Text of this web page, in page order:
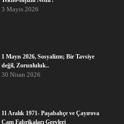
3 Mayıs 2026
1 Mayıs 2026, Sosyalizm; Bir Tavsiye
değil, Zorunluluk..
30 Nisan 2026
11 Aralık 1971- Paşabahçe ve Çayırova
Cam Fabrikaları Grevleri